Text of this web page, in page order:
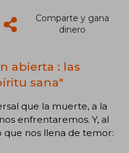
Comparte y gana
dinero
abierta : las
sana"
que la muerte, a la
enfrentaremos. Y, al
que nos llena de temor: